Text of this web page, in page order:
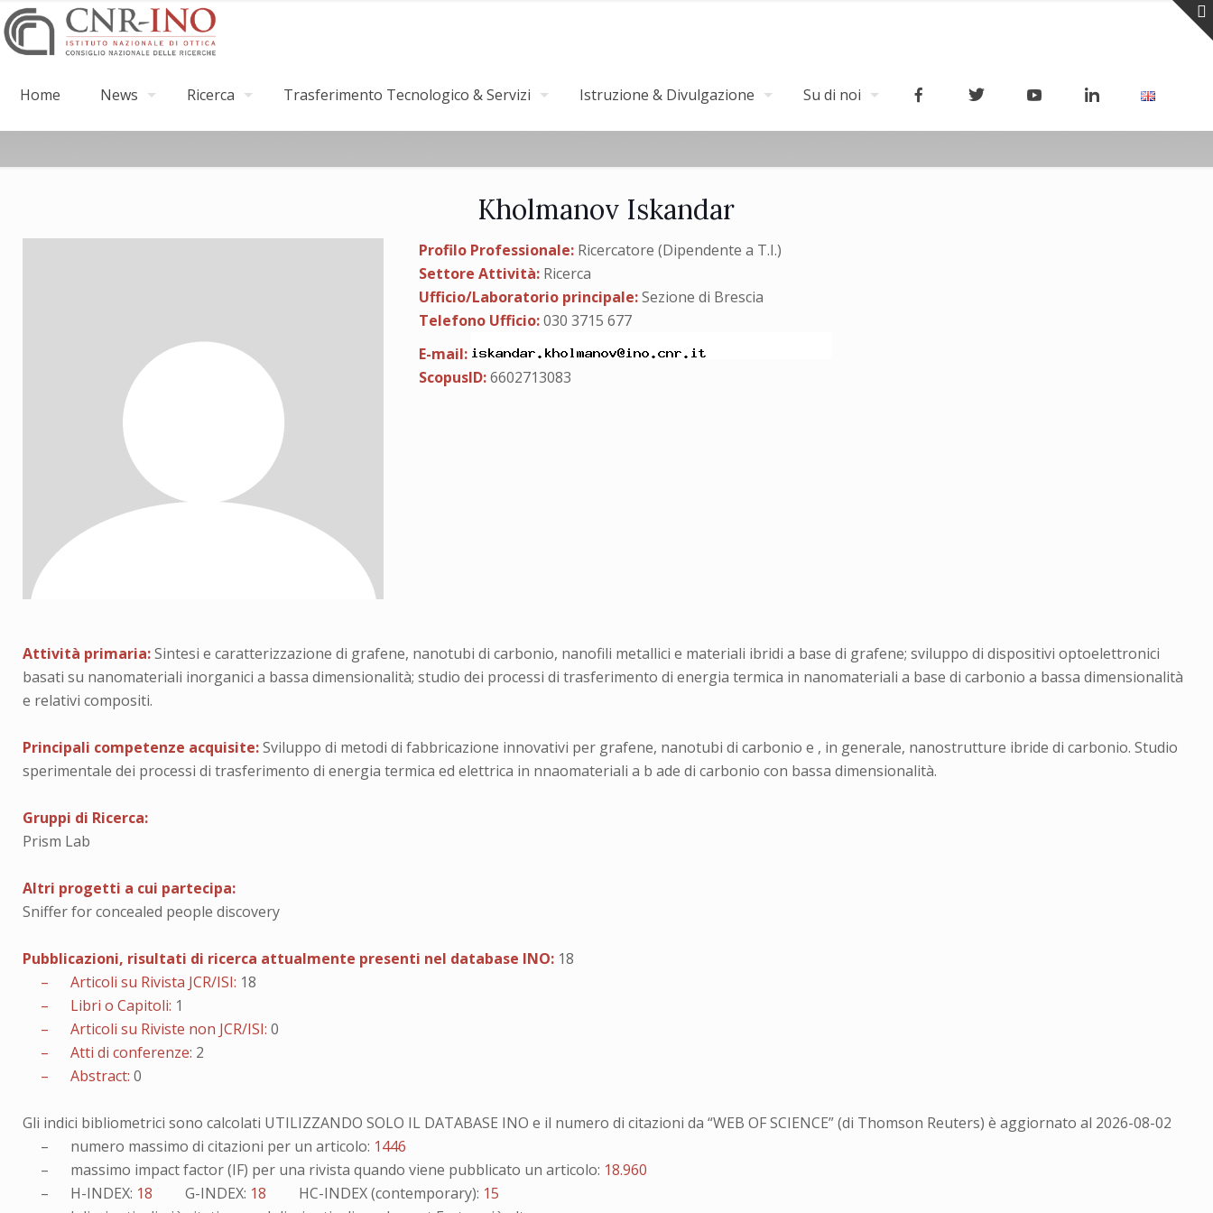
Home News Ricerca Trasferimento Tecnologico & Servizi Istruzione & Divulgazione Su di noi
Kholmanov Iskandar
Profilo Professionale: Ricercatore (Dipendente a T.I.)
Settore Attività: Ricerca
Ufficio/Laboratorio principale:Sezione di Brescia
Telefono Ufficio:030 3715 677
E-mail:
ScopusID:6602713083
Attività primaria:Sintesi e caratterizzazione di grafene, nanotubi di carbonio, nanofili metallici e materiali ibridi a base di grafene; sviluppo di dispositivi optoelettronici
basati su nanomateriali inorganici a bassa dimensionalità; studio dei processi di trasferimento di energia termica in nanomateriali a base di carbonio a bassa dimensionalità
e relativi compositi.
Principali competenze acquisite:Sviluppo di metodi di fabbricazione innovativi per grafene, nanotubi di carbonio e , in generale, nanostrutture ibride di carbonio. Studio
sperimentale dei processi di trasferimento di energia termica ed elettrica in nnaomateriali a b ade di carbonio con bassa dimensionalità.
Gruppi di Ricerca:
Prism Lab
Altri progetti a cui partecipa:
Sniffer for concealed people discovery
Pubblicazioni, risultati di ricerca attualmente presenti nel database INO: 18
– Articoli su Rivista JCR/ISI: 18
– Libri o Capitoli: 1
– Articoli su Riviste non JCR/ISI:0
– Atti di conferenze: 2
– Abstract:0
Gli indici bibliometrici sono calcolati UTILIZZANDO SOLO IL DATABASE INO e il numero di citazioni da “WEB OF SCIENCE” (di Thomson Reuters) è aggiornato al 2026-08-02
– numero massimo di citazioni per un articolo: 1446
– massimo impact factor (IF) per una rivista quando viene pubblicato un articolo: 18.960
– H-INDEX: 18 G-INDEX: 18 HC-INDEX (contemporary): 15